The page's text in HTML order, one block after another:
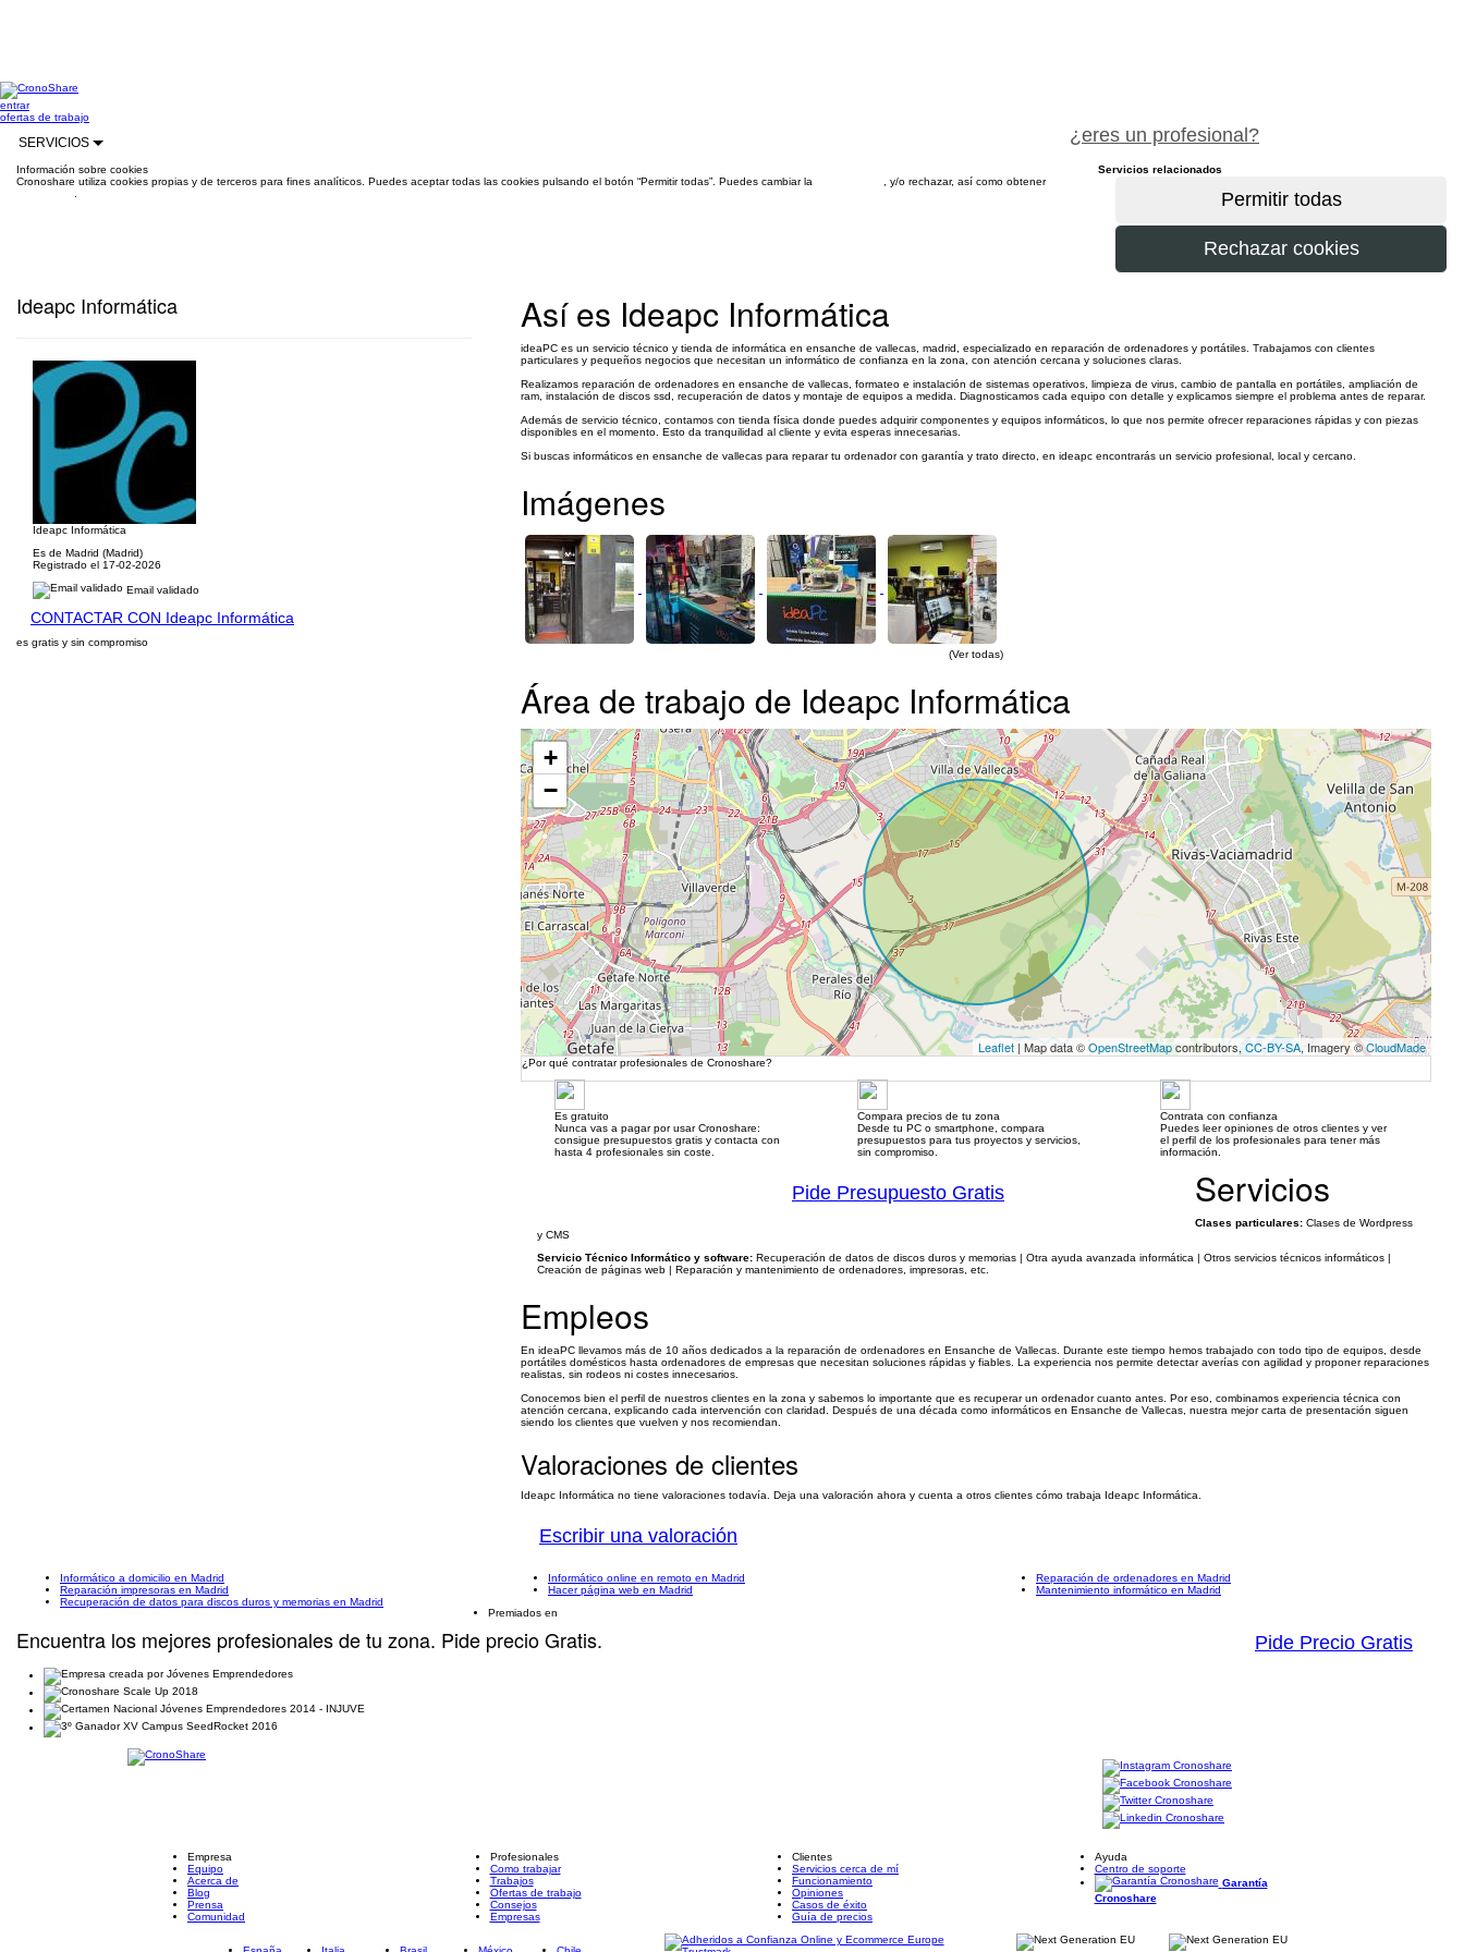
entrar
¿eres un profesional?
ofertas de trabajo
SERVICIOS
Información sobre cookies
Cronoshare utiliza cookies propias y de terceros para fines analíticos. Puedes aceptar todas las cookies pulsando el botón “Permitir todas”. Puedes cambiar la
, y/o rechazar, así como obtener
Ideapc Informática
Ideapc Informática
Es de Madrid (Madrid)
Registrado el 17-02-2026
Email validado
CONTACTAR CON Ideapc Informática
es gratis y sin compromiso
Así es Ideapc Informática
ideaPC es un servicio técnico y tienda de informática en ensanche de vallecas, madrid, especializado en reparación de ordenadores y portátiles. Trabajamos con clientes
particulares y pequeños negocios que necesitan un informático de confianza en la zona, con atención cercana y soluciones claras.
Realizamos reparación de ordenadores en ensanche de vallecas, formateo e instalación de sistemas operativos, limpieza de virus, cambio de pantalla en portátiles, ampliación de
ram, instalación de discos ssd, recuperación de datos y montaje de equipos a medida. Diagnosticamos cada equipo con detalle y explicamos siempre el problema antes de reparar.
Además de servicio técnico, contamos con tienda física donde puedes adquirir componentes y equipos informáticos, lo que nos permite ofrecer reparaciones rápidas y con piezas
disponibles en el momento. Esto da tranquilidad al cliente y evita esperas innecesarias.
Si buscas informáticos en ensanche de vallecas para reparar tu ordenador con garantía y trato directo, en ideapc encontrarás un servicio profesional, local y cercano.
Imágenes
(Ver todas)
Área de trabajo de Ideapc Informática
+
−
Leaflet | Map data ©OpenStreetMapcontributors,CC-BY-SA, Imagery ©CloudMade
¿Por qué contratar profesionales de Cronoshare?
Es gratuito
Nunca vas a pagar por usar Cronoshare:
consigue presupuestos gratis y contacta con
hasta 4 profesionales sin coste.
Compara precios de tu zona
Desde tu PC o smartphone, compara
presupuestos para tus proyectos y servicios,
sin compromiso.
Contrata con confianza
Puedes leer opiniones de otros clientes y ver
el perfil de los profesionales para tener más
información.
Pide Presupuesto Gratis Servicios
Clases particulares: Clases de Wordpress
y CMS
Servicio Técnico Informático y software: Recuperación de datos de discos duros y memorias | Otra ayuda avanzada informática | Otros servicios técnicos informáticos |
Creación de páginas web | Reparación y mantenimiento de ordenadores, impresoras, etc.
Empleos
En ideaPC llevamos más de 10 años dedicados a la reparación de ordenadores en Ensanche de Vallecas. Durante este tiempo hemos trabajado con todo tipo de equipos, desde
portátiles domésticos hasta ordenadores de empresas que necesitan soluciones rápidas y fiables. La experiencia nos permite detectar averías con agilidad y proponer reparaciones
realistas, sin rodeos ni costes innecesarios.
Conocemos bien el perfil de nuestros clientes en la zona y sabemos lo importante que es recuperar un ordenador cuanto antes. Por eso, combinamos experiencia técnica con
atención cercana, explicando cada intervención con claridad. Después de una década como informáticos en Ensanche de Vallecas, nuestra mejor carta de presentación siguen
siendo los clientes que vuelven y nos recomiendan.
Valoraciones de clientes
Ideapc Informática no tiene valoraciones todavía. Deja una valoración ahora y cuenta a otros clientes cómo trabaja Ideapc Informática.
Escribir una valoración
Servicios relacionados
Informático a domicilio en Madrid
Reparación impresoras en Madrid
Recuperación de datos para discos duros y memorias en Madrid
Informático online en remoto en Madrid
Hacer página web en Madrid
Reparación de ordenadores en Madrid
Mantenimiento informático en Madrid
Encuentra los mejores profesionales de tu zona. Pide precio Gratis. Pide Precio Gratis
Premiados en
Empresa
Equipo
Acerca de
Blog
Prensa
Comunidad
Profesionales
Como trabajar
Trabajos
Ofertas de trabajo
Consejos
Empresas
Clientes
Servicios cerca de mí
Funcionamiento
Opiniones
Casos de éxito
Guía de precios
Ayuda
Centro de soporte
Garantía
Cronoshare